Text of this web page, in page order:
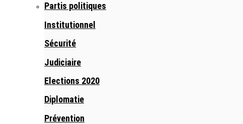
Partis politiques
Institutionnel
Sécurité
Judiciaire
Elections 2020
Diplomatie
Prévention